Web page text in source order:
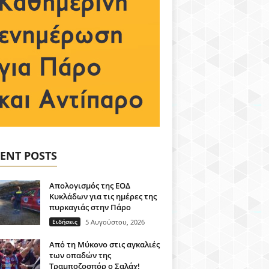
POSTS
Απολογισμός της ΕΟΔ
Κυκλάδων για τις ημέρες της
πυρκαγιάς στην Πάρο
Ειδήσεις 5 Αυγούστου, 2026
Από τη Μύκονο στις αγκαλιές
των οπαδών της
Τραμποζοσπόρ ο Σαλάχ!